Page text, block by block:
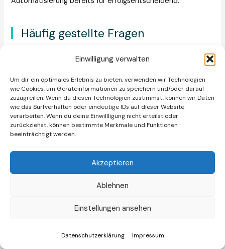
Einwilligung verwalten
Um dir ein optimales Erlebnis zu bieten, verwenden wir Technologien
wie Cookies, um Geräteinformationen zu speichern und/oder darauf
zuzugreifen. Wenn du diesen Technologien zustimmst, können wir Daten
wie das Surfverhalten oder eindeutige IDs auf dieser Website
verarbeiten. Wenn du deine Einwillligung nicht erteilst oder
zurückziehst, können bestimmte Merkmale und Funktionen
beeinträchtigt werden.
Akzeptieren
Ablehnen
Einstellungen ansehen
Datenschutzerklärung Impressum
Häufig gestellte Fragen
Automation Agentur?
Wie schnell amortisiert sich Marketing
Automation?
Welche Vorteile bietet eine Marketing
Marketing Automation vermieden